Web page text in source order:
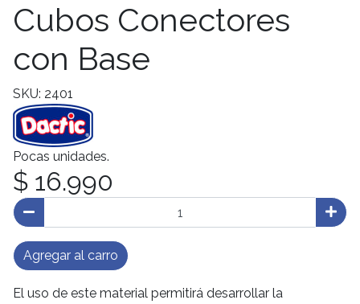
Cubos Conectores
con Base
SKU: 2401
Pocas unidades.
$ 16.990
Agregar al carro
El uso de este material permitirá desarrollar la